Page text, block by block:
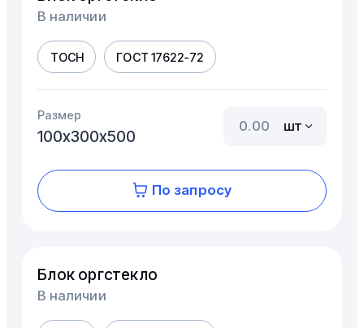
В наличии
ТОСН ГОСТ 17622-72
Размер
100х300х500
шт
По запросу
Блок оргстекло
В наличии